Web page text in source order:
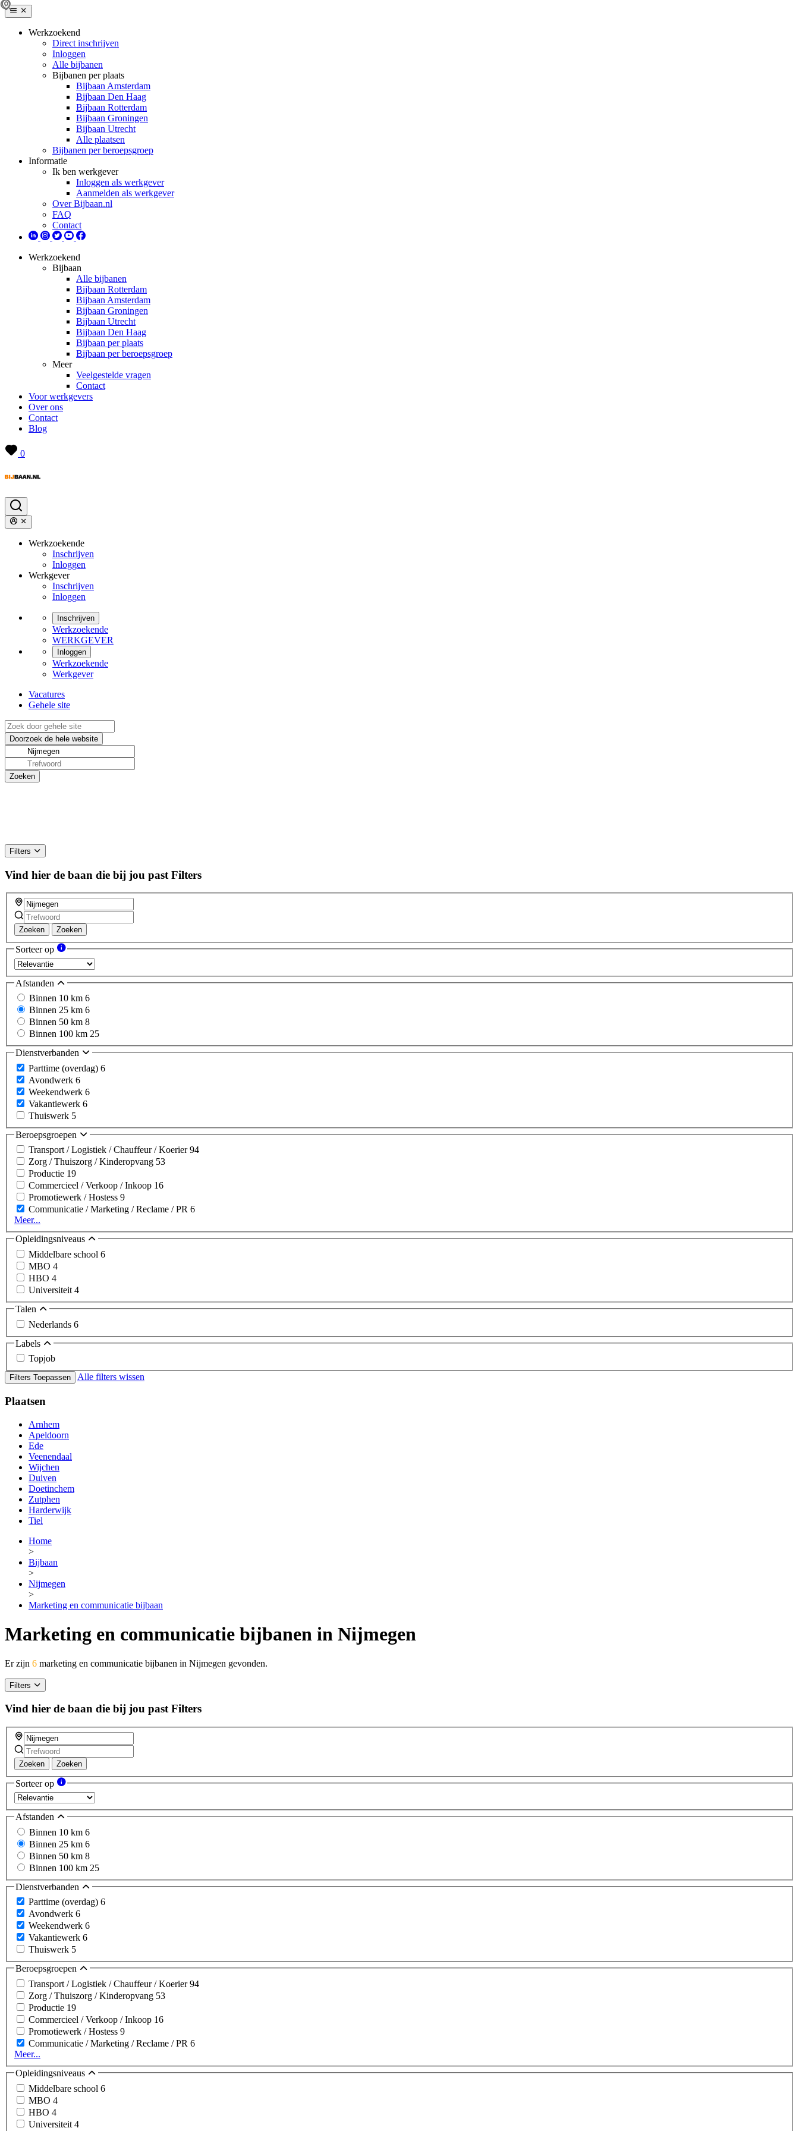
Werkzoekend
Direct inschrijven
Inloggen
Alle bijbanen
Bijbanen per plaats
Bijbaan Amsterdam
Bijbaan Den Haag
Bijbaan Rotterdam
Bijbaan Groningen
Bijbaan Utrecht
Alle plaatsen
Bijbanen per beroepsgroep
Informatie
Ik ben werkgever
Inloggen als werkgever
Aanmelden als werkgever
Over Bijbaan.nl
FAQ
Contact
Werkzoekend
Bijbaan
Alle bijbanen
Bijbaan Rotterdam
Bijbaan Amsterdam
Bijbaan Groningen
Bijbaan Utrecht
Bijbaan Den Haag
Bijbaan per plaats
Bijbaan per beroepsgroep
Meer
Veelgestelde vragen
Contact
Voor werkgevers
Over ons
Contact
Blog
0
Werkzoekende
Inschrijven
Inloggen
Werkgever
Inschrijven
Inloggen
Inschrijven
Werkzoekende
WERKGEVER
Inloggen
Werkzoekende
Werkgever
Vacatures
Gehele site
Filters
Vind hier de baan die bij jou past Filters
Zoeken Zoeken
Sorteer op
Afstanden
Binnen 10 km 6
Binnen 25 km 6
Binnen 50 km 8
Binnen 100 km 25
Dienstverbanden
Parttime (overdag) 6
Avondwerk 6
Weekendwerk 6
Vakantiewerk 6
Thuiswerk 5
Beroepsgroepen
Transport / Logistiek / Chauffeur / Koerier94
Zorg / Thuiszorg / Kinderopvang 53
Productie 19
Commercieel / Verkoop / Inkoop 16
Promotiewerk / Hostess 9
Communicatie / Marketing / Reclame / PR 6
Meer...
Opleidingsniveaus
Middelbare school 6
MBO 4
HBO 4
Universiteit 4
Talen
Nederlands 6
Labels
Topjob
Filters Toepassen Alle filters wissen
Plaatsen
Arnhem
Apeldoorn
Ede
Veenendaal
Wijchen
Duiven
Doetinchem
Zutphen
Harderwijk
Tiel
Home
>
Bijbaan
>
Nijmegen
>
Marketing en communicatie bijbaan
Marketing en communicatie bijbanen in Nijmegen
Er zijn 6 marketing en communicatie bijbanen in Nijmegen gevonden.
Filters
Vind hier de baan die bij jou past Filters
Zoeken Zoeken
Sorteer op
Afstanden
Binnen 10 km 6
Binnen 25 km 6
Binnen 50 km 8
Binnen 100 km 25
Dienstverbanden
Parttime (overdag) 6
Avondwerk 6
Weekendwerk 6
Vakantiewerk 6
Thuiswerk 5
Beroepsgroepen
Transport / Logistiek / Chauffeur / Koerier94
Zorg / Thuiszorg / Kinderopvang 53
Productie 19
Commercieel / Verkoop / Inkoop 16
Promotiewerk / Hostess 9
Communicatie / Marketing / Reclame / PR 6
Meer...
Opleidingsniveaus
Middelbare school 6
MBO 4
HBO 4
Universiteit 4